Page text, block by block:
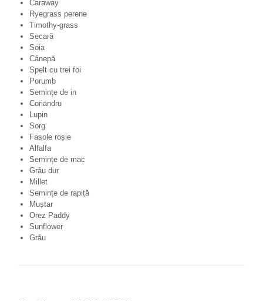
Caraway
Ryegrass perene
Timothy-grass
Secară
Soia
Cânepă
Spelt cu trei foi
Porumb
Semințe de in
Coriandru
Lupin
Sorg
Fasole roșie
Alfalfa
Semințe de mac
Grâu dur
Millet
Semințe de rapiță
Muștar
Orez Paddy
Sunflower
Grâu